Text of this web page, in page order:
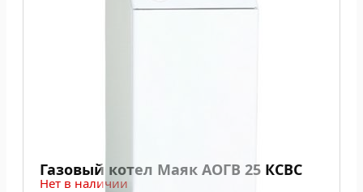
Газовый котел Маяк АОГВ 25 КСВС
Нет в наличии